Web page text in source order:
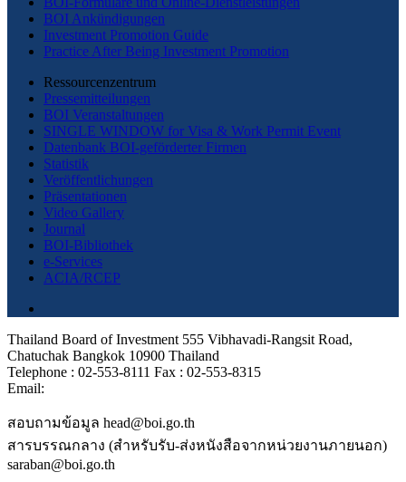
BOI Ankündigungen
Investment Promotion Guide
Practice After Being Investment Promotion
Ressourcenzentrum
Pressemitteilungen
BOI Veranstaltungen
SINGLE WINDOW for Visa & Work Permit Event
Datenbank BOI-geförderter Firmen
Statistik
Veröffentlichungen
Präsentationen
Video Gallery
Journal
BOI-Bibliothek
e-Services
ACIA/RCEP
Thailand Board of Investment 555 Vibhavadi-Rangsit Road,
Chatuchak Bangkok 10900 Thailand
Telephone : 02-553-8111 Fax : 02-553-8315
Email:
สอบถามข้อมูล head@boi.go.th
สารบรรณกลาง (สำหรับรับ-ส่งหนังสือจากหน่วยงานภายนอก)
saraban@boi.go.th